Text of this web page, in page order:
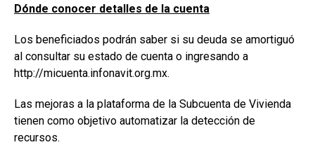
Dónde conocer detalles de la cuenta
Los beneficiados podrán saber si su deuda se amortiguó
al consultar su estado de cuenta o ingresando a
http://micuenta.infonavit.org.mx.
Las mejoras a la plataforma de la Subcuenta de Vivienda
tienen como objetivo automatizar la detección de
recursos.